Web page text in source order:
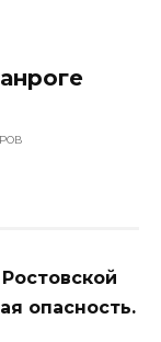
опасность.